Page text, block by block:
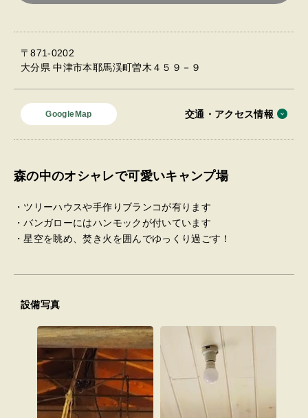
〒871-0202
大分県 中津市本耶馬渓町曽木４５９－９
GoogleMap 交通・アクセス情報
森の中のオシャレで可愛いキャンプ場
・ツリーハウスや手作りブランコが有ります
・バンガローにはハンモックが付いています
・星空を眺め、焚き火を囲んでゆっくり過ごす！
設備写真